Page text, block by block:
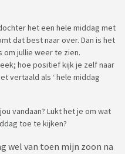
het een hele middag met
dat best naar over. Dan is het
om jullie weer te zien.
hoe positief kijk je zelf naar
vertaald als ‘ hele middag
vandaan? Lukt het je om wat
toe te kijken?
wel van toen mijn zoon na